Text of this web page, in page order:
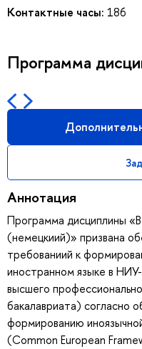
Контактные часы: 186
Программа
Аннотация
Программа дисциплины
(немецкиий)» призвана
требованиий к
иностранном языке в
высшего
бакалавриата) согласно
формированию
(Common European